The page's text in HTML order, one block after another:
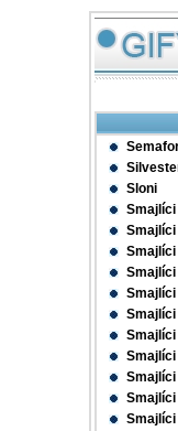
Sloni
Smajlíci
Smajlíci